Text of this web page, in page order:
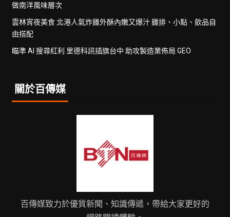
做南洋風味層次
雲林宵夜美食 北港人氣炸雞外酥內嫩又爆汁 雞排、小點、飲品自
由搭配
瞄準 AI 搜尋紅利 里德科訊插旗台中 助攻製造業佈局 GEO
關於百傳媒
百傳媒致力於優質新聞、知識傳遞，帶給大家更好的